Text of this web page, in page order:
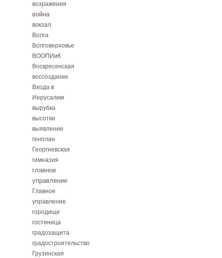
возражения
война
вокзал
Волга
Волговерховье
ВООПИиК
Воскресенская
воссоздание
Входа в
Иерусалим
вырубка
высотки
выявление
генплан
Георгиевская
гимназия
главное
управление
Главное
управление
городище
гостиница
градозащита
градостроительство
Грузинская